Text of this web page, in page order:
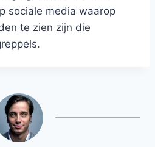
sociale media waarop
te zien zijn die